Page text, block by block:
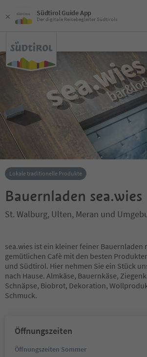
Südtirol Guide App
Der digitale Reisebegleiter Südtirols
Lokale traditionelle Produkte
Bauernladen sea.wies
St. Walburg, Ulten, Meran und
sea.wies ist ein kleiner feiner Bauernladen
gemütlichen Cafè mit den besten
und Südtirol. Hier nehmen Sie ein Stück
nach Hause. Almkäse, Bauernkäse,
Schnäpse, Biobrot, Dekoration,
Schmuck.
Öffnungszeiten
Öffnungszeiten Sommer